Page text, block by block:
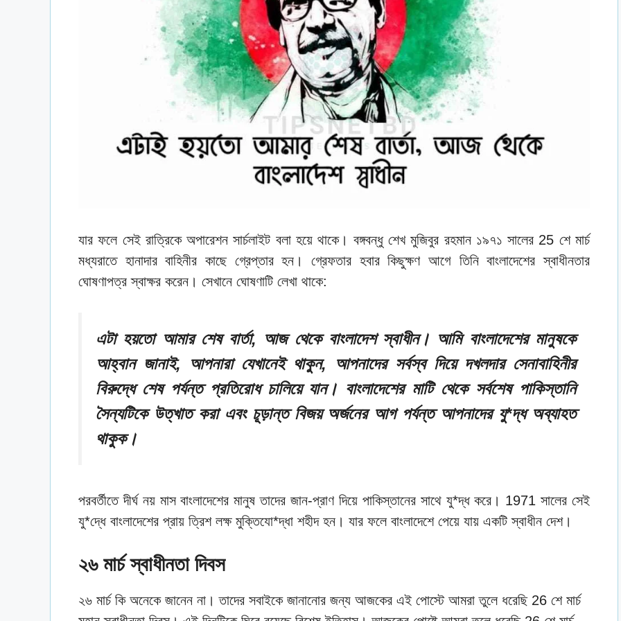
যার ফলে সেই রাত্রিকে অপারেশন সার্চলাইট বলা হয়ে থাকে। বঙ্গবন্ধু শেখ মুজিবুর রহমান ১৯৭১ সালের 25 শে মার্চ
মধ্যরাতে হানাদার বাহিনীর কাছে গ্রেপ্তার হন। গ্রেফতার হবার কিছুক্ষণ আগে তিনি বাংলাদেশের স্বাধীনতার
ঘোষণাপত্র স্বাক্ষর করেন। সেখানে ঘোষণাটি লেখা থাকে:
এটা হয়তো আমার শেষ বার্তা, আজ থেকে বাংলাদেশ স্বাধীন। আমি বাংলাদেশের মানুষকে
আহ্বান জানাই, আপনারা যেখানেই থাকুন, আপনাদের সর্বস্ব দিয়ে দখলদার সেনাবাহিনীর
বিরুদ্ধে শেষ পর্যন্ত প্রতিরোধ চালিয়ে যান। বাংলাদেশের মাটি থেকে সর্বশেষ পাকিস্তানি
সৈন্যটিকে উত্খাত করা এবং চূড়ান্ত বিজয় অর্জনের আগ পর্যন্ত আপনাদের যু*দ্ধ অব্যাহত
থাকুক।
পরবর্তীতে দীর্ঘ নয় মাস বাংলাদেশের মানুষ তাদের জান-প্রাণ দিয়ে পাকিস্তানের সাথে যু*দ্ধ করে। 1971 সালের সেই
যু*দ্ধে বাংলাদেশের প্রায় ত্রিশ লক্ষ মুক্তিযো*দ্ধা শহীদ হন। যার ফলে বাংলাদেশে পেয়ে যায় একটি স্বাধীন দেশ।
২৬ মার্চ স্বাধীনতা দিবস
২৬ মার্চ কি অনেকে জানেন না। তাদের সবাইকে জানানোর জন্য আজকের এই পোস্টে আমরা তুলে ধরেছি 26 শে মার্চ